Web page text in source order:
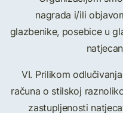
nagrada i/ili
glazbenike, posebice u
VI. Prilikom
računa o stilskoj
zastupljenosti